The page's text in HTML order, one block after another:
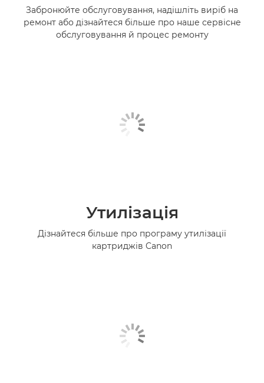
Забронюйте обслуговування, надішліть виріб на
ремонт або дізнайтеся більше про наше сервісне
обслуговування й процес ремонту
Утилізація
Дізнайтеся більше про програму утилізації
картриджів Canon